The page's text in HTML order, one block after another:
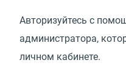
Авторизуйтесь с
администратора,
личном кабинете.